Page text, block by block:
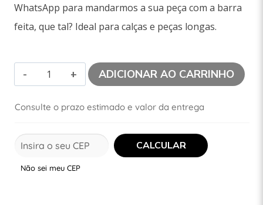
WhatsApp para mandarmos a sua peça com a barra
feita, que tal? Ideal para calças e peças longas.
ADICIONAR AO CARRINHO
Consulte o prazo estimado e valor da entrega
Não sei meu CEP